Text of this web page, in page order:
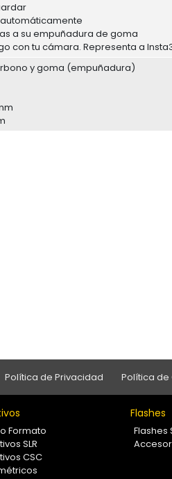
a su empuñadura de goma
con tu cámara. Representa a
y goma (empuñadura)
Política de Privacidad Política de
Formato
SLR
CSC
Flashes
Flashes